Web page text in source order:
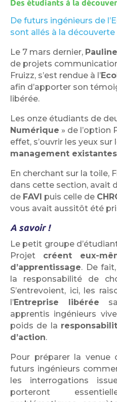
Des étudiants à la
De futurs ingénieurs de
sont allés à la découverte
Le 7 mars dernier,
de projets
Fruizz, s’est rendue à l’
afin d’apporter son
libérée.
Les onze étudiants de
Numérique » de l’option
effet, s’ouvrir les yeux sur
management existantes
En cherchant sur la toile,
dans cette section, avait
de FAVI puis celle de
vous avait aussitôt été
A savoir !
Le petit groupe
Projet créent eux-
d’apprentissage. De
la responsabilité de
S’entrevoient, ici, les
l’Entreprise libérée
apprentis ingénieurs
poids de la
d’action.
Pour préparer la venue
futurs ingénieurs
les interrogations
porteront